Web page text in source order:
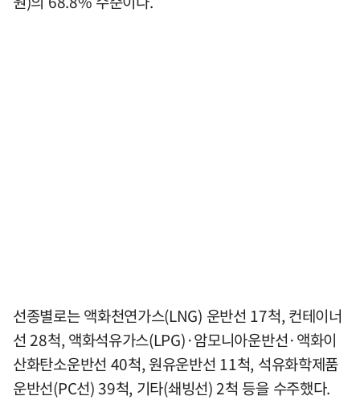
선종별로는 액화천연가스(LNG) 운반선 17척, 컨테이너
선 28척, 액화석유가스(LPG)·암모니아운반선·액화이
산화탄소운반선 40척, 원유운반선 11척, 석유화학제품
운반선(PC선) 39척, 기타(쇄빙선) 2척 등을 수주했다.